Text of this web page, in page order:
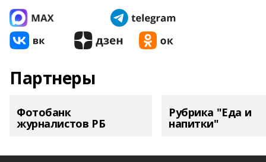
Партнеры
Фотобанк
журналистов РБ
Рубрика "Еда и
напитки"